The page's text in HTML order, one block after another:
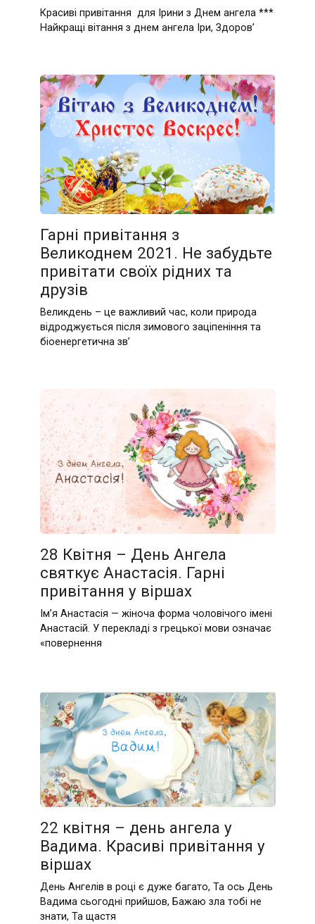
Красиві привітання для Ірини з Днем ангела ***
Найкращі вітання з днем ангела Іри, Здоров’
Гарні привітання з
Великоднем 2021. Не забудьте
привітати своїх рідних та
друзів
Великдень – це важливий час, коли природа
відроджується після зимового заціпеніння та
біоенергетична зв’
28 Квітня – День Ангела
святкує Анастасія. Гарні
привітання у віршах
Ім’я Анастасія — жіноча форма чоловічого імені
Анастасій. У перекладі з грецької мови означає
«повернення
22 квітня – день ангела у
Вадима. Красиві привітання у
віршах
День Ангелів в році є дуже багато, Та ось День
Вадима сьогодні прийшов, Бажаю зла тобі не
знати, Та щастя